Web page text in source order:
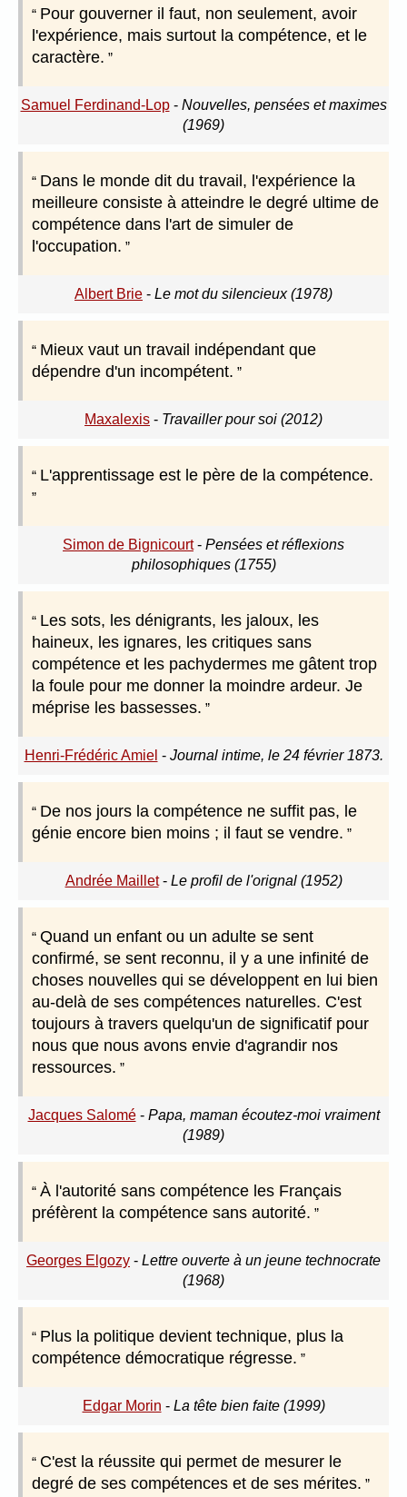
Pour gouverner il faut, non seulement, avoir
l'expérience, mais surtout la compétence, et le
caractère.
Samuel Ferdinand-Lop- Nouvelles, pensées et maximes
(1969)
Dans le monde dit du travail, l'expérience la
meilleure consiste à atteindre le degré ultime de
compétence dans l'art de simuler de
l'occupation.
Albert Brie - Le mot du silencieux (1978)
Mieux vaut un travail indépendant que
dépendre d'un incompétent.
Maxalexis - Travailler pour soi (2012)
L'apprentissage est le père de la compétence.
Simon de Bignicourt- Pensées et réflexions
philosophiques (1755)
Les sots, les dénigrants, les jaloux, les
haineux, les ignares, les critiques sans
compétence et les pachydermes me gâtent trop
la foule pour me donner la moindre ardeur. Je
méprise les bassesses.
Henri-Frédéric Amiel - Journal intime, le 24 février 1873.
De nos jours la compétence ne suffit pas, le
génie encore bien moins ; il faut se vendre.
Andrée Maillet- Le profil de l'orignal (1952)
Quand un enfant ou un adulte se sent
confirmé, se sent reconnu, il y a une infinité de
choses nouvelles qui se développent en lui bien
au-delà de ses compétences naturelles. C'est
toujours à travers quelqu'un de significatif pour
nous que nous avons envie d'agrandir nos
ressources.
Jacques Salomé- Papa, maman écoutez-moi vraiment
(1989)
À l'autorité sans compétence les Français
préfèrent la compétence sans autorité.
Georges Elgozy - Lettre ouverte à un jeune technocrate
(1968)
Plus la politique devient technique, plus la
compétence démocratique régresse.
Edgar Morin - La tête bien faite (1999)
C'est la réussite qui permet de mesurer le
degré de ses compétences et de ses mérites.